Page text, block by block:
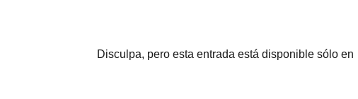
Disculpa, pero esta entrada está disponible sólo en